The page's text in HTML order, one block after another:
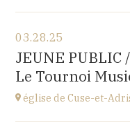
EHPAD du Centre
1 avenue du Président
DAMES
03.28.25
JEUNE PUBLIC
Le Tournoi
église de Cuse-et-